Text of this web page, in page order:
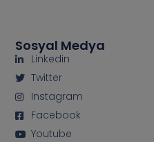
Sosyal Medya
Linkedin
Twitter
Instagram
Facebook
Youtube